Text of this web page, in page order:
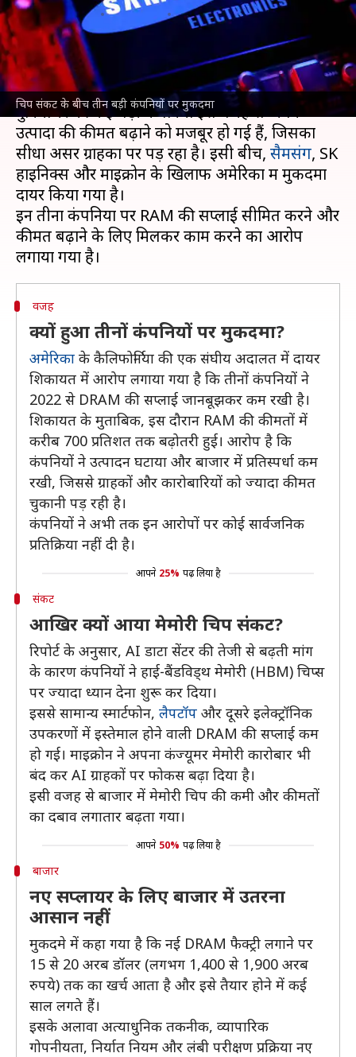
चिप संकट के बीच तीन बड़ी कंपनियों पर मुकदमा
लेखन बिश्वजीत कुमार Jun 29, 2026 11:26 am
क्या है खबर?
टेक सेक्टर इन दिनों मेमोरी चिप संकट से जूझ रहा है।
दुनियाभर की कई बड़ी कंपनियां इस वजह से अपने
उत्पादों की कीमतें बढ़ाने को मजबूर हो गई हैं, जिसका
सीधा असर ग्राहकों पर पड़ रहा है। इसी बीच, सैमसंग, SK
हाइनिक्स और माइक्रोन के खिलाफ अमेरिका में मुकदमा
दायर किया गया है।
इन तीनों कंपनियों पर RAM की सप्लाई सीमित करने और
कीमतें बढ़ाने के लिए मिलकर काम करने का आरोप
वजह
क्यों हुआ तीनों कंपनियों पर मुकदमा?
अमेरिका के कैलिफोर्निया की एक संघीय अदालत में दायर
शिकायत में आरोप लगाया गया है कि तीनों कंपनियों ने
2022 से DRAM की सप्लाई जानबूझकर कम रखी है।
शिकायत के मुताबिक, इस दौरान RAM की कीमतों में
करीब 700 प्रतिशत तक बढ़ोतरी हुई। आरोप है कि
कंपनियों ने उत्पादन घटाया और बाजार में प्रतिस्पर्धा कम
रखी, जिससे ग्राहकों और कारोबारियों को ज्यादा कीमत
चुकानी पड़ रही है।
कंपनियों ने अभी तक इन आरोपों पर कोई सार्वजनिक
प्रतिक्रिया नहीं दी है।
आपने 25% पढ़ लिया है
संकट
आखिर क्यों आया मेमोरी चिप संकट?
रिपोर्ट के अनुसार, AI डाटा सेंटर की तेजी से बढ़ती मांग
के कारण कंपनियों ने हाई-बैंडविड्थ मेमोरी (HBM) चिप्स
पर ज्यादा ध्यान देना शुरू कर दिया।
इससे सामान्य स्मार्टफोन, लैपटॉप और दूसरे इलेक्ट्रॉनिक
उपकरणों में इस्तेमाल होने वाली DRAM की सप्लाई कम
हो गई। माइक्रोन ने अपना कंज्यूमर मेमोरी कारोबार भी
बंद कर AI ग्राहकों पर फोकस बढ़ा दिया है।
इसी वजह से बाजार में मेमोरी चिप की कमी और कीमतों
का दबाव लगातार बढ़ता गया।
आपने 50% पढ़ लिया है
बाजार
नए सप्लायर के लिए बाजार में उतरना
आसान नहीं
मुकदमे में कहा गया है कि नई DRAM फैक्ट्री लगाने पर
15 से 20 अरब डॉलर (लगभग 1,400 से 1,900 अरब
रुपये) तक का खर्च आता है और इसे तैयार होने में कई
साल लगते हैं।
इसके अलावा अत्याधुनिक तकनीक, व्यापारिक
गोपनीयता, निर्यात नियम और लंबी परीक्षण प्रक्रिया नए